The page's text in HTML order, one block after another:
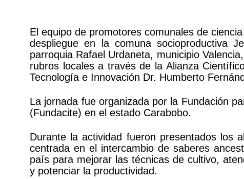
El equipo de promotores comunales de
despliegue en la comuna socioproductiva
parroquia Rafael Urdaneta, municipio
rubros locales a través de la Alianza
Tecnología e Innovación Dr. Humberto
La jornada fue organizada por la Fundación
(Fundacite) en el estado Carabobo.
Durante la actividad fueron presentados los
centrada en el intercambio de saberes
país para mejorar las técnicas de cultivo,
y potenciar la productividad.